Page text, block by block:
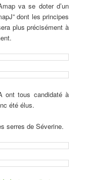
va se doter d’un
dont les principes
plus précisément à
ont tous candidaté à
été élus.
serres de Séverine.